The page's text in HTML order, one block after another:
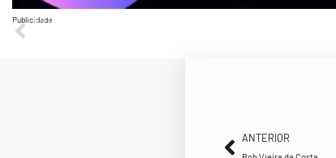
PublicidadeANTERIOR
ANTERIOR